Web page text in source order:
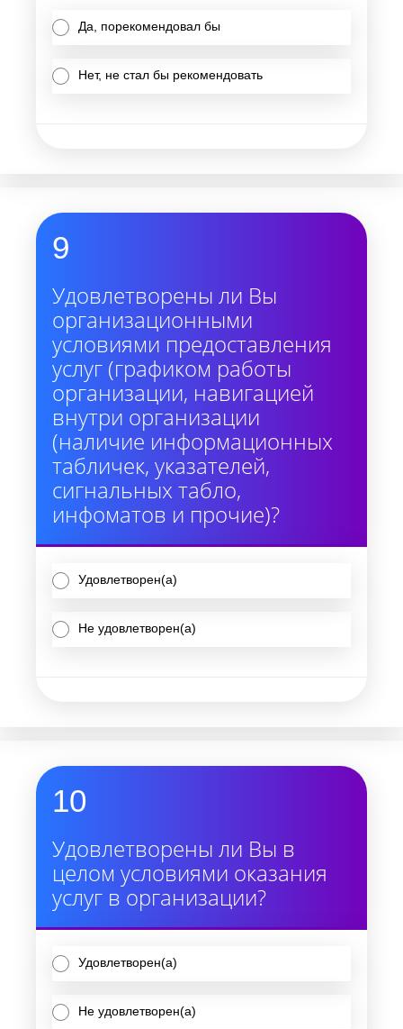
Да, порекомендовал бы
Нет, не стал бы рекомендовать
9
Удовлетворены ли Вы
организационными
условиями предоставления
услуг (графиком работы
организации, навигацией
внутри организации
(наличие информационных
табличек, указателей,
сигнальных табло,
инфоматов и прочие)?
Удовлетворен(а)
Не удовлетворен(а)
10
Удовлетворены ли Вы в
целом условиями оказания
услуг в организации?
Удовлетворен(а)
Не удовлетворен(а)